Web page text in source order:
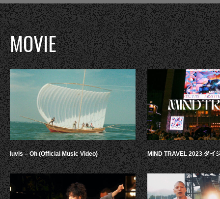
MOVIE
luvis – Oh (Official Music Video) MIND TRAVEL 2023 ダイ